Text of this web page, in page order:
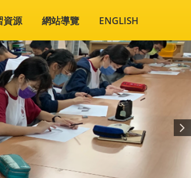
資源 網站導覽 ENGLISH